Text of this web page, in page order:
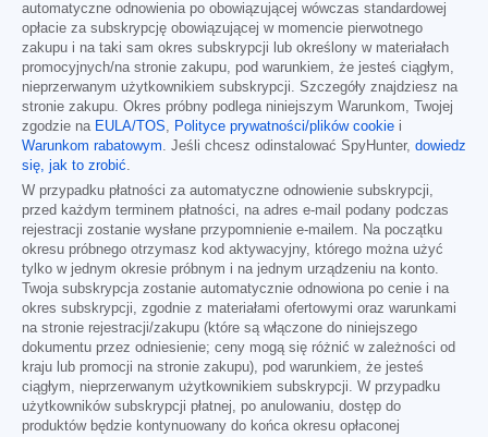
automatyczne odnowienia po obowiązującej wówczas standardowej
opłacie za subskrypcję obowiązującej w momencie pierwotnego
zakupu i na taki sam okres subskrypcji lub określony w materiałach
promocyjnych/na stronie zakupu, pod warunkiem, że jesteś ciągłym,
nieprzerwanym użytkownikiem subskrypcji. Szczegóły znajdziesz na
stronie zakupu. Okres próbny podlega niniejszym Warunkom, Twojej
zgodzie na EULA/TOS, Polityce prywatności/plików cookie i
Warunkom rabatowym. Jeśli chcesz odinstalować SpyHunter, dowiedz
się, jak to zrobić.
W przypadku płatności za automatyczne odnowienie subskrypcji,
przed każdym terminem płatności, na adres e-mail podany podczas
rejestracji zostanie wysłane przypomnienie e-mailem. Na początku
okresu próbnego otrzymasz kod aktywacyjny, którego można użyć
tylko w jednym okresie próbnym i na jednym urządzeniu na konto.
Twoja subskrypcja zostanie automatycznie odnowiona po cenie i na
okres subskrypcji, zgodnie z materiałami ofertowymi oraz warunkami
na stronie rejestracji/zakupu (które są włączone do niniejszego
dokumentu przez odniesienie; ceny mogą się różnić w zależności od
kraju lub promocji na stronie zakupu), pod warunkiem, że jesteś
ciągłym, nieprzerwanym użytkownikiem subskrypcji. W przypadku
użytkowników subskrypcji płatnej, po anulowaniu, dostęp do
produktów będzie kontynuowany do końca okresu opłaconej